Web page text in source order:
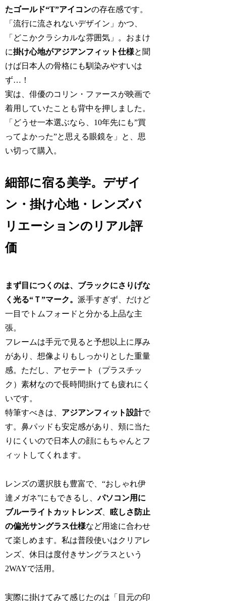
たゴールド“T”アイコンの存在感です。
「流行に流されないデザイン」かつ、
「どこかクラシカルな雰囲気」。おまけ
に掛け心地がアジアンフィット仕様と聞
けば日本人の骨格にも馴染みやすいは
ず…！
実は、俳優のコリン・ファースが映画で
着用していたことも背中を押しました。
「どうせ一本選ぶなら、10年先にも”買
ってよかった”と思える眼鏡を」と、思
い切って購入。
細部に宿る美学。デザイ
ン・掛け心地・レンズバ
リエーションのリアル評
価
まず目につくのは、ブラックにさりげな
く光る“Ｔ”マーク。派手すぎず、だけど
一目でトムフォードと分かる上品な主
張。
フレームは手元で見ると予想以上に厚み
があり、想像よりもしっかりとした重量
感。ただし、アセテート（プラスチッ
ク）素材なので長時間掛けても疲れにく
いです。
特筆すべきは、 アジアンフィット設計で
す。鼻パッドも安定感があり、頬に当た
りにくいので日本人の顔にもちゃんとフ
ィットしてくれます。
レンズの選択肢も豊富で、“おしゃれ伊
達メガネ”にもできるし、パソコン用に
ブルーライトカットレンズ、眩しさ防止
の偏光サングラス仕様など用途に合わせ
て楽しめます。私は普段使いはクリアレ
ンズ、休日は度付きサングラスという
2WAYで活用。
実際に掛けてみて感じたのは「目元の印